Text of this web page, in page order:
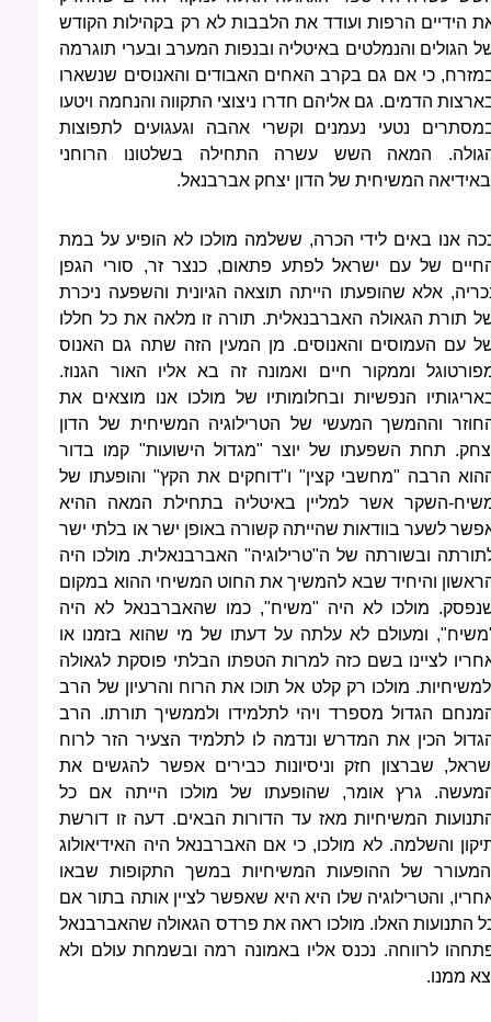
הידיים הרפות ועודד את הלבבות לא רק בקהילות הקודש
הגולים והנמלטים באיטליה ובנפות המערב ובערי תוגרמה
כי אם גם בקרב האחים האבודים והאנוסים שנשארו
הדמים. גם אליהם חדרו ניצוצי התקווה והנחמה ויטעו
נטעי נעמנים וקשרי אהבה וגעגועים לתפוצות
המאה השש עשרה התחילה בשלטונו הרוחני
המשיחית של הדון יצחק אברבנאל.
אנו באים לידי הכרה, ששלמה מולכו לא הופיע על במת
של עם ישראל לפתע פתאום, כנצר זר, סורי הגפן
אלא שהופעתו הייתה תוצאה הגיונית והשפעה ניכרת
תורת הגאולה האברבנאלית. תורה זו מלאה את כל חללו
עם העמוסים והאנוסים. מן המעין הזה שתה גם האנוס
וממקור חיים ואמונה זה בא אליו האור הגנוז.
הנפשיות ובחלומותיו של מולכו אנו מוצאים את
וההמשך המעשי של הטרילוגיה המשיחית של הדון
תחת השפעתו של יוצר "מגדול הישועות" קמו בדור
הרבה "מחשבי קצין" ו"דוחקים את הקץ" והופעתו של
השקר אשר למליין באיטליה בתחילת המאה ההיא
לשער בוודאות שהייתה קשורה באופן ישר או בלתי ישר
ובשורתה של ה"טרילוגיה" האברבנאלית. מולכו היה
והיחיד שבא להמשיך את החוט המשיחי ההוא במקום
מולכו לא היה "משיח", כמו שהאברבנאל לא היה
ומעולם לא עלתה על דעתו של מי שהוא בזמנו או
לציינו בשם כזה למרות הטפתו הבלתי פוסקת לגאולה
מולכו רק קלט אל תוכו את הרוח והרעיון של הרב
הגדול מספרד ויהי לתלמידו ולממשיך תורתו. הרב
הכין את המדרש ונדמה לו לתלמיד הצעיר הזר לרוח
שברצון חזק וניסיונות כבירים אפשר להגשים את
גרץ אומר, שהופעתו של מולכו הייתה אם כל
המשיחיות מאז עד הדורות הבאים. דעה זו דורשת
והשלמה. לא מולכו, כי אם האברבנאל היה האידיאולוג
של ההופעות המשיחיות במשך התקופות שבאו
והטרילוגיה שלו היא היא שאפשר לציין אותה בתור אם
התנועות האלו. מולכו ראה את פרדס הגאולה שהאברבנאל
לרווחה. נכנס אליו באמונה רמה ובשמחת עולם ולא
ממנו.